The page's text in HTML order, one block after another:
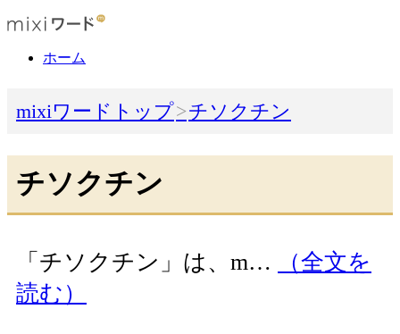
ホーム
mixiワードトップ チソクチン
チソクチン
「チソクチン」は、m…
（全文を
読む）